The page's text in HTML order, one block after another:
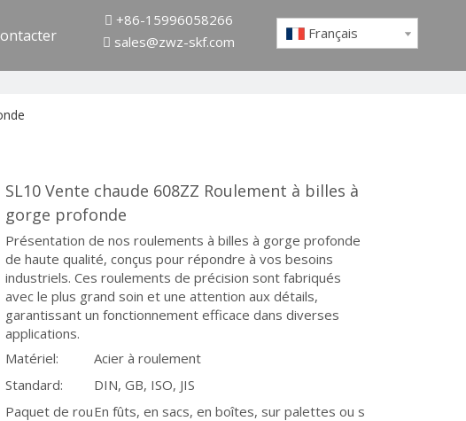
 +86-15996058266
 sales@zwz-skf.com Français
SL10 Vente chaude 608ZZ Roulement à billes à
gorge profonde
Présentation de nos roulements à billes à gorge profonde
de haute qualité, conçus pour répondre à vos besoins
industriels. Ces roulements de précision sont fabriqués
avec le plus grand soin et une attention aux détails,
garantissant un fonctionnement efficace dans diverses
applications.
Matériel:
Acier à roulement
Standard:
DIN, GB, ISO, JIS
Paquet de rouEn fûts, en sacs, en boîtes, sur palettes ou s